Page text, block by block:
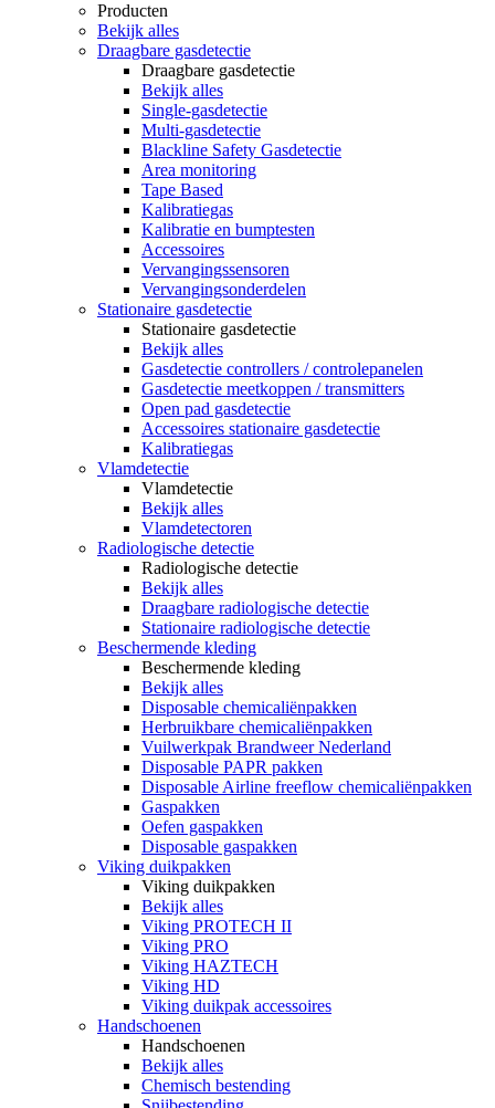
Producten
Bekijk alles
Draagbare gasdetectie
Draagbare gasdetectie
Bekijk alles
Single-gasdetectie
Multi-gasdetectie
Blackline Safety Gasdetectie
Area monitoring
Tape Based
Kalibratiegas
Kalibratie en bumptesten
Accessoires
Vervangingssensoren
Vervangingsonderdelen
Stationaire gasdetectie
Stationaire gasdetectie
Bekijk alles
Gasdetectie controllers / controlepanelen
Gasdetectie meetkoppen / transmitters
Open pad gasdetectie
Accessoires stationaire gasdetectie
Kalibratiegas
Vlamdetectie
Vlamdetectie
Bekijk alles
Vlamdetectoren
Radiologische detectie
Radiologische detectie
Bekijk alles
Draagbare radiologische detectie
Stationaire radiologische detectie
Beschermende kleding
Beschermende kleding
Bekijk alles
Disposable chemicaliënpakken
Herbruikbare chemicaliënpakken
Vuilwerkpak Brandweer Nederland
Disposable PAPR pakken
Disposable Airline freeflow chemicaliënpakken
Gaspakken
Oefen gaspakken
Disposable gaspakken
Viking duikpakken
Viking duikpakken
Bekijk alles
Viking PROTECH II
Viking PRO
Viking HAZTECH
Viking HD
Viking duikpak accessoires
Handschoenen
Handschoenen
Bekijk alles
Chemisch bestending